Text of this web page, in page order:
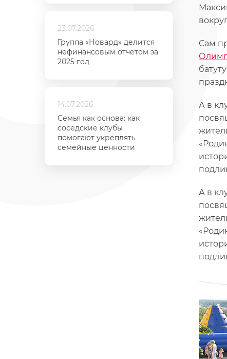
23.07.2026
Группа «Новард» делится
нефинансовым отчётом за
2025 год
14.07.2026
Семья как основа: как
соседские клубы
помогают укреплять
семейные ценности
Сам
А в
А в